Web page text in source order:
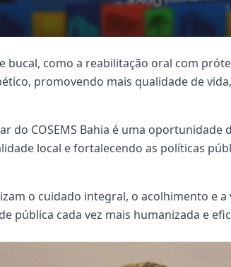
como a reabilitação oral com
promovendo mais qualidade de
do COSEMS Bahia é uma oportunidade
local e fortalecendo as políticas
o cuidado integral, o acolhimento e a
pública cada vez mais humanizada e